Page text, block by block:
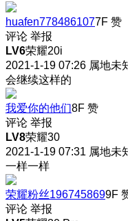
huafen7784861077F 赞
评论 举报
LV6荣耀20i
2021-1-19 07:26 属地未
会继续这样的
我爱你的他们8F 赞
评论 举报
LV8荣耀30
2021-1-19 07:31 属地未
一样一样
荣耀粉丝1967458699F
评论 举报